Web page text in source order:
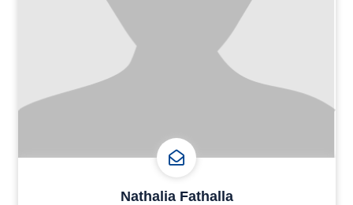
Nathalia Fathalla